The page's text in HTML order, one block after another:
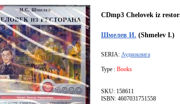
CDmp3 Chelovek iz
Шмелев И. (Shmelev I.)
SERIA: Аудиокнига
Type : Books
SKU: 158611
ISBN: 4607031751558